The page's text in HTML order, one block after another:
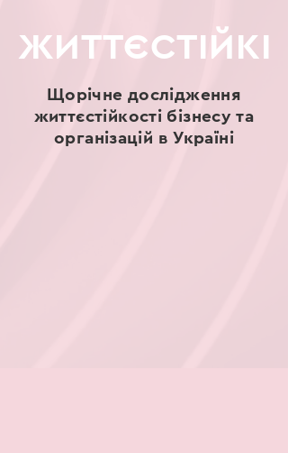
ЖИТТЄСТІЙКІ
Щорічне дослідження
життєстійкості бізнесу та
організацій в Україні